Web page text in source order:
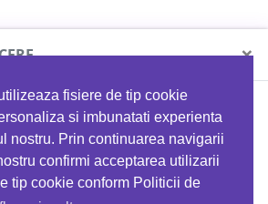
fisiere de tip cookie
si imbunatati experienta
nostru. Prin continuarea navigarii
confirmi acceptarea utilizarii
tip cookie conform Politicii de
×
la orice comandă folosind codul
EATTRACK